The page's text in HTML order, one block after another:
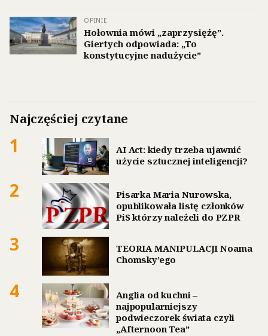
OPINIE
Hołownia mówi „zaprzysiężę”.
Giertych odpowiada: „To
konstytucyjne nadużycie”
Najczęściej czytane
1
AI Act: kiedy trzeba ujawnić
użycie sztucznej inteligencji?
2
Pisarka Maria Nurowska,
opublikowała listę członków
PiS którzy należeli do PZPR
3
TEORIA MANIPULACJI Noama
Chomsky’ego
4
Anglia od kuchni –
najpopularniejszy
podwieczorek świata czyli
„Afternoon Tea”